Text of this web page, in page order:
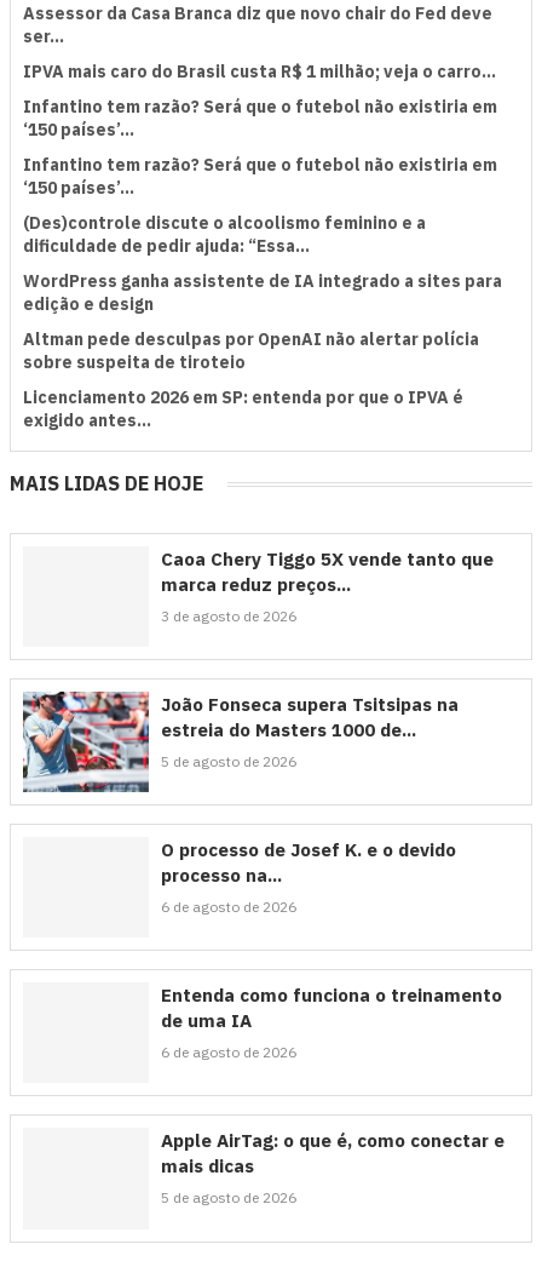
Assessor ⁠da Casa Branca diz que novo chair do Fed deve
ser...
IPVA mais caro do Brasil custa R$ 1 milhão; veja o carro...
⁠Infantino tem razão? Será que o futebol não existiria em
‘150 países’...
⁠Infantino tem razão? Será que o futebol não existiria em
‘150 países’...
(Des)controle discute o alcoolismo feminino e a
dificuldade de pedir ajuda: “Essa...
WordPress ganha assistente de IA integrado a sites para
edição e design
Altman pede desculpas por OpenAI não alertar polícia
sobre suspeita de tiroteio
Licenciamento 2026 em SP: entenda por que o IPVA é
exigido antes...
MAIS LIDAS DE HOJE
Caoa Chery Tiggo 5X vende tanto que
marca reduz preços...
3 de agosto de 2026
João Fonseca supera Tsitsipas na
estreia do Masters 1000 de...
5 de agosto de 2026
O processo de Josef K. e o devido
processo na...
6 de agosto de 2026
Entenda como funciona o treinamento
de uma IA
6 de agosto de 2026
Apple AirTag: o que é, como conectar e
mais dicas
5 de agosto de 2026